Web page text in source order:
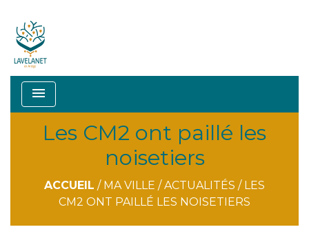
menu
Les CM2 ont paillé les
noisetiers
ACCUEIL / MA VILLE /ACTUALITÉS / LES
CM2 ONT PAILLÉ LES NOISETIERS